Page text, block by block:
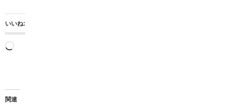
いいね:
読
み
中…
関連